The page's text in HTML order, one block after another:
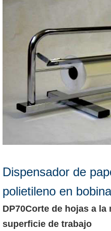
Dispensador de
polietileno en
DP70Corte de hojas a la
superficie de trabajo